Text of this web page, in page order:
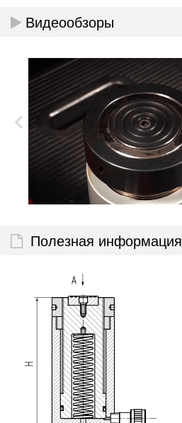
Видеообзоры
Полезная информация